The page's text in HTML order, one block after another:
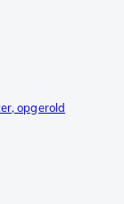
opgerold